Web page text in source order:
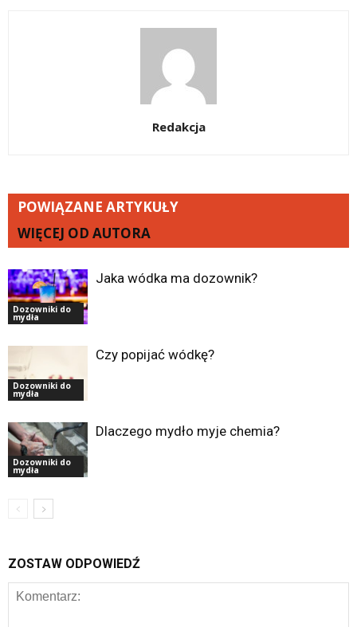
Redakcja
POWIĄZANE ARTYKUŁY
WIĘCEJ OD AUTORA
Dozowniki do
mydła
Jaka wódka ma dozownik?
Dozowniki do
mydła
Czy popijać wódkę?
Dozowniki do
mydła
Dlaczego mydło myje chemia?
ZOSTAW ODPOWIEDŹ